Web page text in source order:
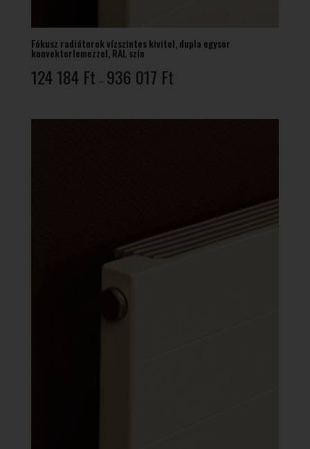
Fókusz radiátorok vízszintes kivitel, dupla egysor
konvektorlemezzel, RAL szín
124 184 Ft – 936 017 Ft124
-